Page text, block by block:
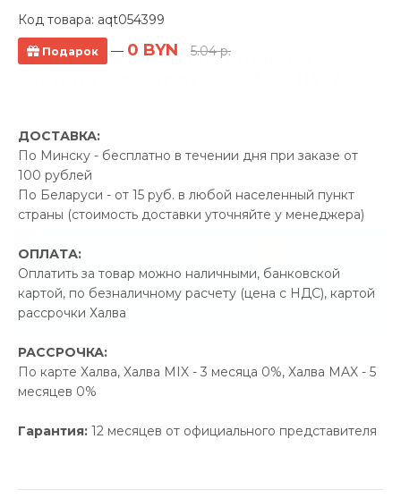
Код товара: aqt054399
Подарок — 0 BYN 5.04 р.
ДОСТАВКА:
По Минску - бесплатно в течении дня при заказе от
100 рублей
По Беларуси - от 15 руб. в любой населенный пункт
страны (стоимость доставки уточняйте у менеджера)
ОПЛАТА:
Оплатить за товар можно наличными, банковской
картой, по безналичному расчету (цена с НДС), картой
рассрочки Халва
РАССРОЧКА:
По карте Халва, Халва MIX - 3 месяца 0%, Халва MAX - 5
месяцев 0%
Гарантия: 12 месяцев от официального представителя
Полотенцесушитель водяной
Производитель:Ростела
Код Товара: aqt030518
Экономия 14.27 р.
Позвонить и назвать промокод
В наличии
264.00 р. 278.27 р. 14.27 р.